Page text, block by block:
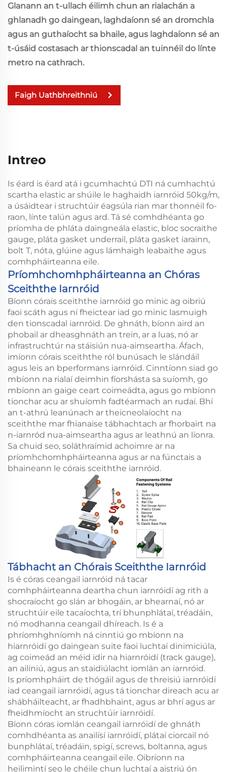
Glanann an t-ullach éilimh chun an rialachán a
ghlanadh go daingean, laghdaíonn sé an dromchla
agus an guthaíocht sa bhaile, agus laghdaíonn sé an
t-úsáid costasach ar thionscadal an tuinnéil do línte
metro na cathrach.
Faigh Uathbhreithniú
Intreo
Is éard is éard atá i gcumhachtú DTI ná cumhachtú
scartha elastic ar shúile le haghaidh iarnróid 50kg/m,
a úsáidtear i struchtúir éagsúla rian mar thonnéil fo-
raon, línte talún agus ard. Tá sé comhdhéanta go
príomha de phláta daingneála elastic, bloc socraithe
gauge, pláta gasket underrail, pláta gasket iarainn,
bolt T, nóta, glúine agus lámhaigh leabaithe agus
comhpháirteanna eile.
Príomhchomhpháirteanna an Chóras
Sceiththe Iarnróid
Bíonn córais sceiththe iarnróid go minic ag oibriú
faoi scáth agus ní fheictear iad go minic lasmuigh
den tionscadal iarnróid. De ghnáth, bíonn aird an
phobail ar dheasghnáth an trein, ar a luas, nó ar
infrastruchtúr na stáisiún nua-aimseartha. Áfach,
imíonn córais sceiththe ról bunúsach le slándáil
agus leis an bperformans iarnróid. Cinntíonn siad go
mbíonn na rialaí deimhin fíorshásta sa suíomh, go
mbíonn an gaige ceart coimeádta, agus go mbíonn
tionchar acu ar shuíomh fadtéarmach an rudaí. Bhí
an t-athrú leanúnach ar theicneolaíocht na
sceiththe mar fhianaise tábhachtach ar fhorbairt na
n-iarnród nua-aimseartha agus ar leathnú an líonra.
Sa chuid seo, soláthraímid achoimre ar na
príomhchomhpháirteanna agus ar na fúnctais a
bhaineann le córais sceiththe iarnróid.
Tábhacht an Chórais Sceiththe Iarnróid
Is é córas ceangail iarnróid ná tacar
comhpháirteanna deartha chun iarnróidí ag rith a
shocraíocht go slán ar bhogáin, ar bhearnaí, nó ar
struchtúir eile tacaíochta, trí bhunphlátaí, tréadáin,
nó modhanna ceangail dhíreach. Is é a
phríomhghníomh ná cinntiú go mbíonn na
hiarnróidí go daingean suite faoi luchtaí dinimiciúla,
ag coimeád an méid idir na hiarnróidí (track gauge),
an ailíniú, agus an staidiúlacht iomlán an iarnróid.
Is príomhpháirt de thógáil agus de threisiú iarnróidí
iad ceangail iarnróidí, agus tá tionchar direach acu ar
shábháilteacht, ar fhadhbhaint, agus ar bhrí agus ar
fheidhmíocht an struchtúir iarnróidí.
Bíonn córas iomlán ceangail iarnróidí de ghnáth
comhdhéanta as anailísí iarnróidí, plátaí ciorcail nó
bunphlátaí, tréadáin, spigí, screws, boltanna, agus
comhpháirteanna ceangail eile. Oibríonn na
heilimintí seo le chéile chun luchtaí a aistriú ón